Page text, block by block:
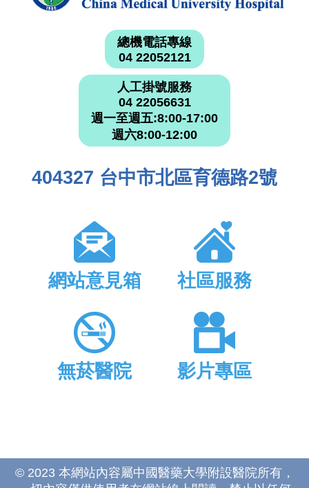
總機電話專線
04 22052121
人工掛號服務
04 22056631
週一至週五:8:00-17:00
週六8:00-12:00
404327 台中市北區育德路2號
網站意見箱 社區服務
無菸醫院 影片專區
© 2023 本網站內容屬中國醫藥大學附設醫院所有，